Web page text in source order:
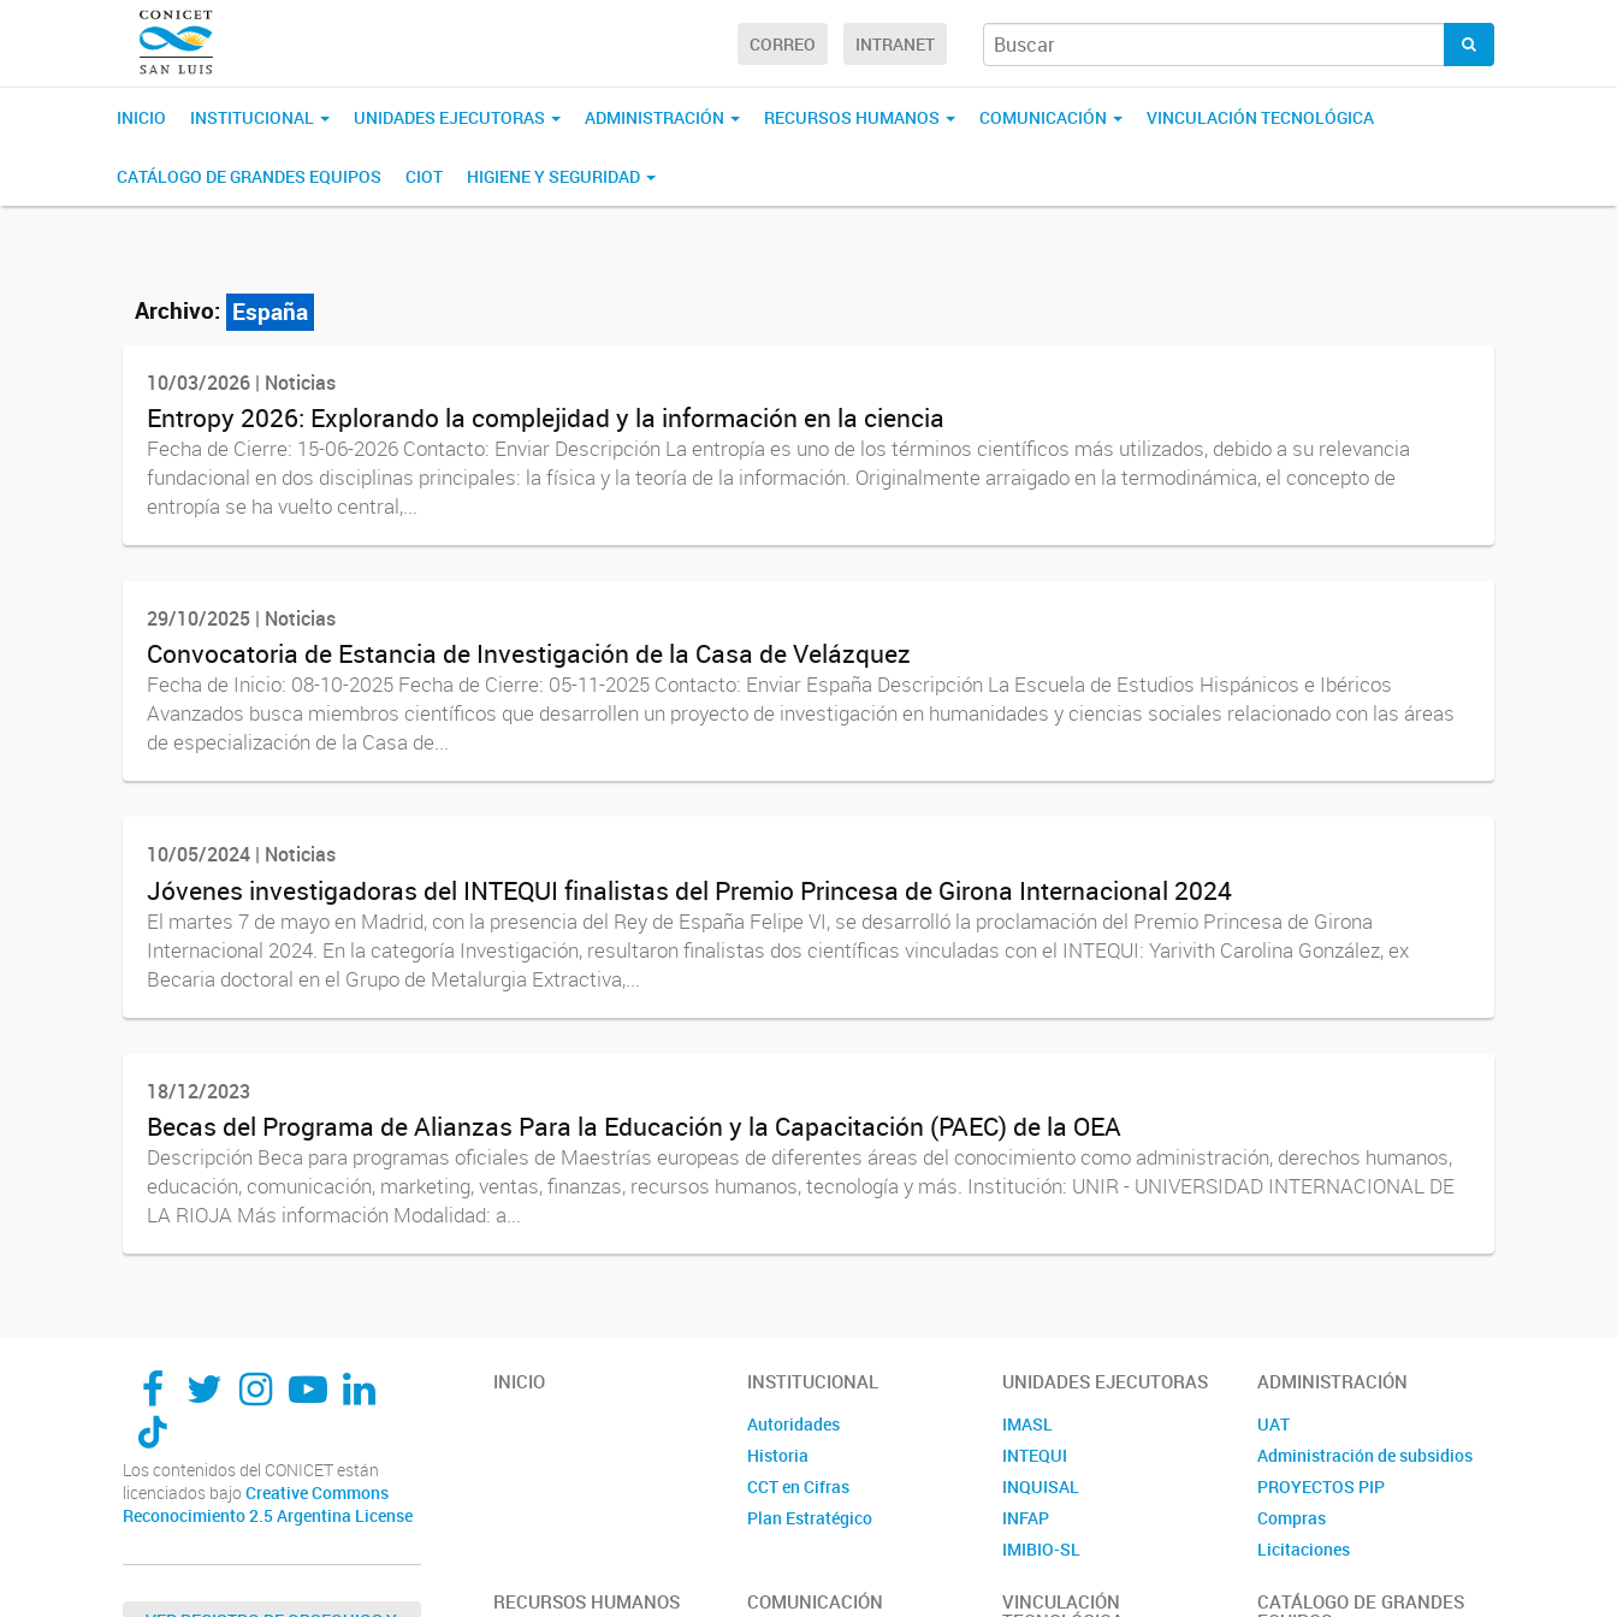
CORREO INTRANET
INICIO INSTITUCIONAL UNIDADES EJECUTORAS ADMINISTRACIÓN RECURSOS HUMANOS COMUNICACIÓN VINCULACIÓN TECNOLÓGICA
CATÁLOGO DE GRANDES EQUIPOS CIOT HIGIENE Y SEGURIDAD
Archivo: España
10/03/2026 | Noticias
Entropy 2026: Explorando la complejidad y la información en la ciencia
Fecha de Cierre: 15-06-2026 Contacto: Enviar Descripción La entropía es uno de los términos científicos más utilizados, debido a su relevancia
fundacional en dos disciplinas principales: la física y la teoría de la información. Originalmente arraigado en la termodinámica, el concepto de
entropía se ha vuelto central,...
29/10/2025 | Noticias
Convocatoria de Estancia de Investigación de la Casa de Velázquez
Fecha de Inicio: 08-10-2025 Fecha de Cierre: 05-11-2025 Contacto: Enviar España Descripción La Escuela de Estudios Hispánicos e Ibéricos
Avanzados busca miembros científicos que desarrollen un proyecto de investigación en humanidades y ciencias sociales relacionado con las áreas
de especialización de la Casa de...
10/05/2024 | Noticias
Jóvenes investigadoras del INTEQUI finalistas del Premio Princesa de Girona Internacional 2024
El martes 7 de mayo en Madrid, con la presencia del Rey de España Felipe VI, se desarrolló la proclamación del Premio Princesa de Girona
Internacional 2024. En la categoría Investigación, resultaron finalistas dos científicas vinculadas con el INTEQUI: Yarivith Carolina González, ex
Becaria doctoral en el Grupo de Metalurgia Extractiva,...
18/12/2023
Becas del Programa de Alianzas Para la Educación y la Capacitación (PAEC) de la OEA
Descripción Beca para programas oficiales de Maestrías europeas de diferentes áreas del conocimiento como administración, derechos humanos,
educación, comunicación, marketing, ventas, finanzas, recursos humanos, tecnología y más. Institución: UNIR - UNIVERSIDAD INTERNACIONAL DE
LA RIOJA Más información Modalidad: a...
Los contenidos del CONICET están
licenciados bajo Creative Commons
Reconocimiento 2.5 Argentina License
INICIO INSTITUCIONAL
Autoridades
Historia
CCT en Cifras
Plan Estratégico
UNIDADES EJECUTORAS
IMASL
INTEQUI
INQUISAL
INFAP
IMIBIO-SL
ADMINISTRACIÓN
UAT
Administración de subsidios
PROYECTOS PIP
Compras
Licitaciones
RECURSOS HUMANOS COMUNICACIÓN
VINCULACIÓN
CATÁLOGO DE GRANDES